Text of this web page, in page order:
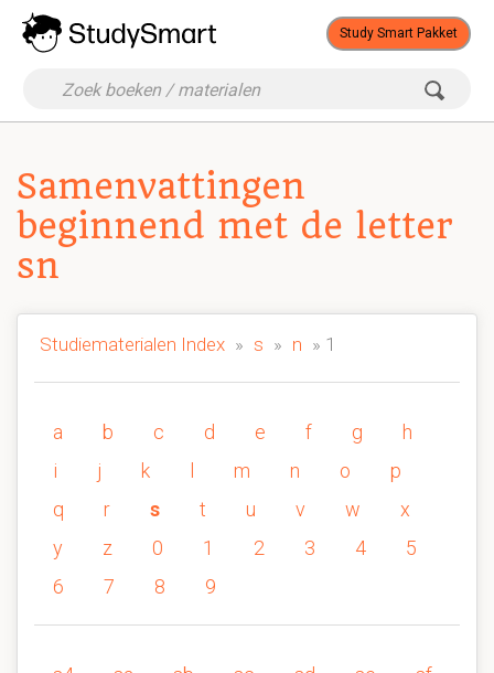
Study Smart Pakket
Samenvattingen
beginnend met de letter
sn
Studiematerialen Index » s » n » 1
a b c d e f g
h
i
j k m n o
p
q
r s t u v w
x
y
z 0 1 2 3 4
5
6
7 8 9